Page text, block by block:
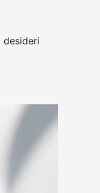
desideri